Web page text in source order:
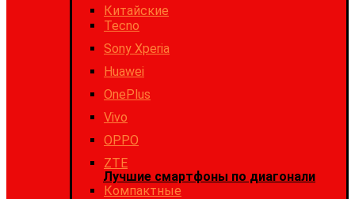
Китайские
Tecno
Sony Xperia
Huawei
OnePlus
Vivo
OPPO
ZTE
Лучшие смартфоны по диагонали
Компактные